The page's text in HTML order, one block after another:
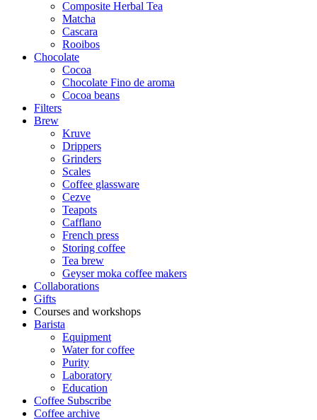
Composite Herbal Tea
Matcha
Cascara
Rooibos
Chocolate
Cocoa
Chocolate Fino de aroma
Cocoa beans
Filters
Brew
Kruve
Drippers
Grinders
Scales
Coffee glassware
Cezve
Teapots
Cafflano
French press
Storing coffee
Tea brew
Geyser moka coffee makers
Collaborations
Gifts
Courses and workshops
Barista
Equipment
Water for coffee
Purity
Laboratory
Education
Coffee Subscribe
Coffee archive